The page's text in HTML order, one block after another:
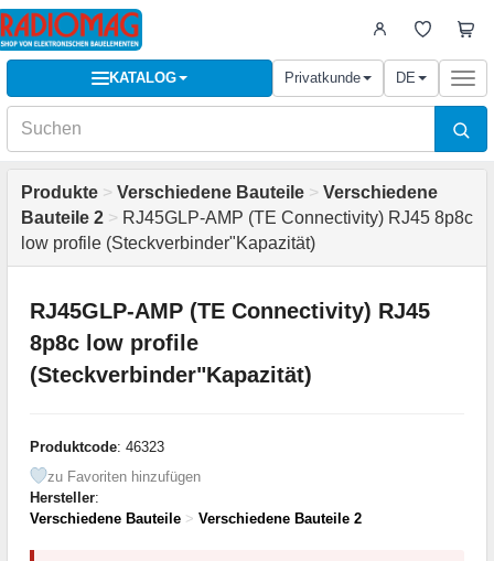
KATALOG Privatkunde DE
Produkte > Verschiedene Bauteile > Verschiedene
Bauteile 2 > RJ45GLP-AMP (TE Connectivity) RJ45 8p8c
low profile (Steckverbinder"Kapazität)
RJ45GLP-AMP (TE Connectivity) RJ45
8p8c low profile
(Steckverbinder"Kapazität)
Produktcode: 46323
zu Favoriten hinzufügen
Hersteller:
Verschiedene Bauteile > Verschiedene Bauteile 2